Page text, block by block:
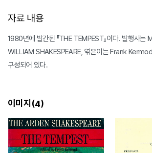
자료 내용
1980년에 발간된 『THE TEMPEST』이다. 발행사
WILLIAM SHAKESPEARE, 엮은이는 Frank
구성되어 있다.
이미지(4)